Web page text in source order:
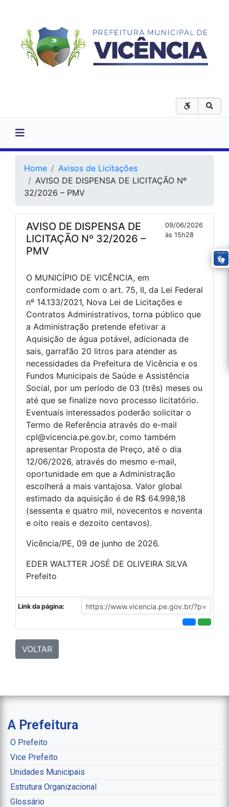
Home
Avisos de Licitações
AVISO DE DISPENSA DE LICITAÇÃO Nº
32/2026 – PMV
AVISO DE DISPENSA DE
LICITAÇÃO Nº 32/2026 –
PMV
09/06/2026
às 15h28
O MUNICÍPIO DE VICÊNCIA, em
conformidade com o art. 75, II, da Lei Federal
nº 14.133/2021, Nova Lei de Licitações e
Contratos Administrativos, torna público que
a Administração pretende efetivar a
Aquisição de água potável, adicionada de
sais, garrafão 20 litros para atender as
necessidades da Prefeitura de Vicência e os
Fundos Municipais de Saúde e Assistência
Social, por um período de 03 (três) meses ou
até que se finalize novo processo licitatório.
Eventuais interessados poderão solicitar o
Termo de Referência através do e-mail
cpl@vicencia.pe.gov.br, como também
apresentar Proposta de Preço, até o dia
12/06/2026, através do mesmo e-mail,
oportunidade em que a Administração
escolherá a mais vantajosa. Valor global
estimado da aquisição é de R$ 64.998,18
(sessenta e quatro mil, novecentos e noventa
e oito reais e dezoito centavos).
Vicência/PE, 09 de junho de 2026.
EDER WALTTER JOSÉ DE OLIVEIRA SILVA
Prefeito
Link da página:
VOLTAR
A Prefeitura
O Prefeito
Vice Prefeito
Unidades Municipais
Estrutura Organizacional
Glossário